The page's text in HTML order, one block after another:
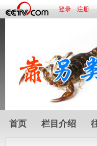
登录 注册
首页 栏目介绍